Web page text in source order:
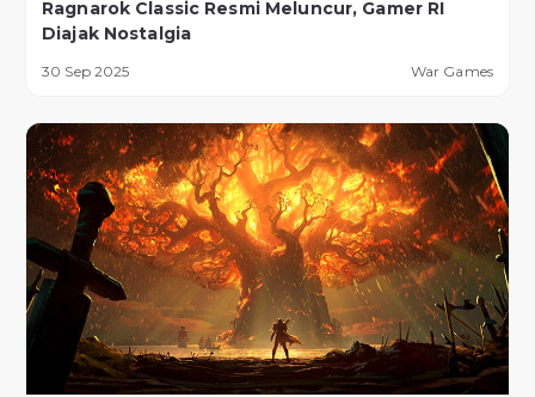
Ragnarok Classic Resmi Meluncur, Gamer RI
Diajak Nostalgia
30 Sep 2025 War Games